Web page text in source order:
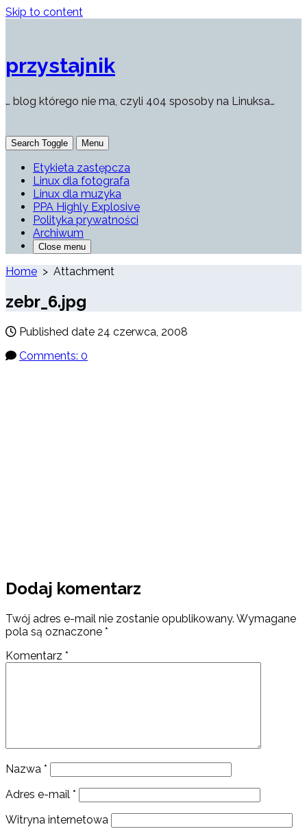
Skip to content
przystajnik
… blog którego nie ma, czyli 404 sposoby na Linuksa…
Search Toggle Menu
Etykieta zastępcza
Linux dla fotografa
Linux dla muzyka
PPA Highly Explosive
Polityka prywatności
Archiwum
Close menu
Home > Attachment
zebr_6.jpg
Published date 24 czerwca, 2008
Comments: 0
Dodaj komentarz
Twój adres e-mail nie zostanie opublikowany. Wymagane
pola są oznaczone *
Komentarz *
Nazwa *
Adres e-mail *
Witryna internetowa